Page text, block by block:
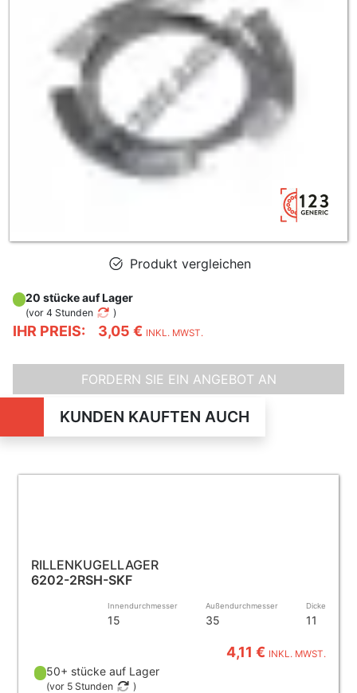
Produkt vergleichen
IHR PREIS: 3,05 € INKL. MWST.
20 stücke auf Lager
(vor 4 Stunden )
FORDERN SIE EIN ANGEBOT AN
KUNDEN KAUFTEN AUCH
RILLENKUGELLAGER
6202-2RSH-SKF
Innendurchmesser
15
Außendurchmesser
35
Dicke
11
4,11 € INKL. MWST.
50+ stücke auf Lager
(vor 5 Stunden )